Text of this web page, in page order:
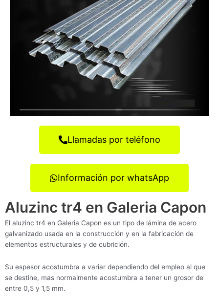
Llamadas por teléfono
Información por whatsApp
Aluzinc tr4 en Galeria Capon
El aluzinc tr4 en Galeria Capon es un tipo de lámina de acero
galvanizado usada en la construcción y en la fabricación de
elementos estructurales y de cubrición.
Su espesor acostumbra a variar dependiendo del empleo al que
se destine, mas normalmente acostumbra a tener un grosor de
entre 0,5 y 1,5 mm.